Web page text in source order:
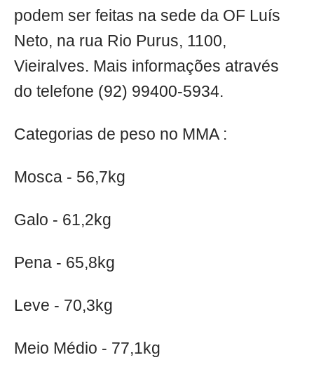
podem ser feitas na sede da OF Luís
Neto, na rua Rio Purus, 1100,
Vieiralves. Mais informações através
do telefone (92) 99400-5934.
Categorias de peso no MMA :
Mosca - 56,7kg
Galo - 61,2kg
Pena - 65,8kg
Leve - 70,3kg
Meio Médio - 77,1kg